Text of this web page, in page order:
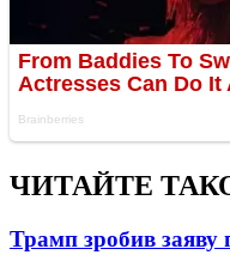
ЧИТАЙТЕ
Трамп зробив заяву